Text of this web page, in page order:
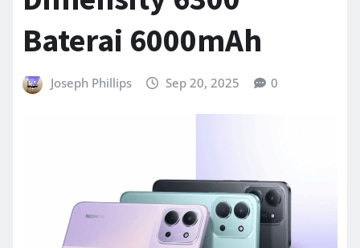
Baterai 6000mAh
Joseph Phillips Sep 20, 2025 0